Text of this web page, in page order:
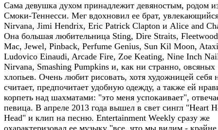
Сама девушка духом принадлежит девяностым, родом
Смоки-Теннесси. Мег вдохновил ее брат,
Nirvana, Jimi Hendrix, Eric Patrick Clapton и Alice and
Она большая любительница Sting, Dire Straits, Fleetwood
Mac, Jewel, Pinback, Perfume Genius, Sun Kil Moon,
Ludovico Einaudi, Arcade Fire, Zoe Keating, Nine Inch
Nirvana, Smashing Pumpkins и, как ни странно, овсяных
хлопьев. Очень любит рисовать, хотя художницей себя
считает, предпочитает удобную одежду, а также ей
корпеть над шахматами: "это меня успокаивает",
певица. В апреле 2013 года вышел в свет сингл "Heart
Head" и клип на песню. Entertainment Weekly сразу же